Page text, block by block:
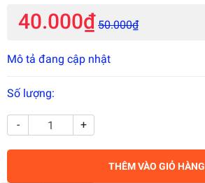
40.000₫ 50.000₫
Mô tả đang cập nhật
Số lượng:
- +
THÊM VÀO GIỎ HÀNG